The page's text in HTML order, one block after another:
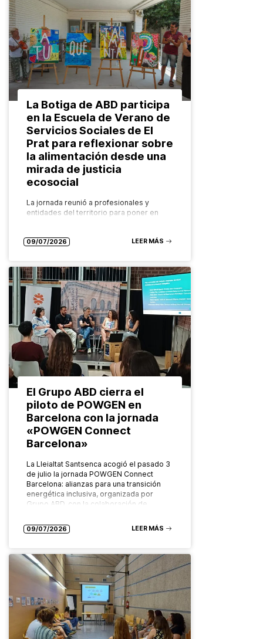
La Botiga de ABD participa
en la Escuela de Verano de
Servicios Sociales de El
Prat para reflexionar sobre
la alimentación desde una
mirada de justicia
ecosocial
La jornada reunió a profesionales y
entidades del territorio para poner en
saludable, sostenible y accesible para
09/07/2026 LEER MÁS
El Grupo ABD cierra el
piloto de POWGEN en
Barcelona con la jornada
«POWGEN Connect
Barcelona»
La Lleialtat Santsenca acogió el pasado 3
de julio la jornada POWGEN Connect
Barcelona: alianzas para una transición
energética inclusiva, organizada por
Grupo ABD, con la colaboración de
09/07/2026 LEER MÁS